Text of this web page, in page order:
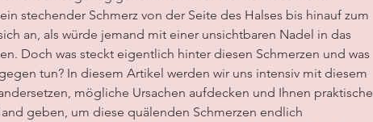
stechender Schmerz von der Seite des Halses bis hinauf zum
an, als würde jemand mit einer unsichtbaren Nadel in das
Doch was steckt eigentlich hinter diesen Schmerzen und was
tun? In diesem Artikel werden wir uns intensiv mit diesem
mögliche Ursachen aufdecken und Ihnen praktische
geben, um diese quälenden Schmerzen endlich